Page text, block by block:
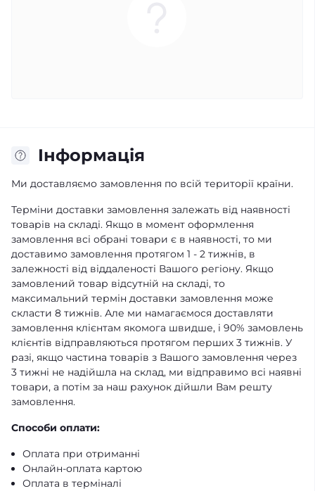
Iнформація
Ми доставляємо замовлення по всій території країни.
Терміни доставки замовлення залежать від наявності
товарів на складі. Якщо в момент оформлення
замовлення всі обрані товари є в наявності, то ми
доставимо замовлення протягом 1 - 2 тижнів, в
залежності від віддаленості Вашого регіону. Якщо
замовлений товар відсутній на складі, то
максимальний термін доставки замовлення може
скласти 8 тижнів. Але ми намагаємося доставляти
замовлення клієнтам якомога швидше, і 90% замовлень
клієнтів відправляються протягом перших 3 тижнів. У
разі, якщо частина товарів з Вашого замовлення через
3 тижні не надійшла на склад, ми відправимо всі наявні
товари, а потім за наш рахунок дійшли Вам решту
замовлення.
Способи оплати:
Оплата при отриманні
Онлайн-оплата картою
Оплата в терміналі